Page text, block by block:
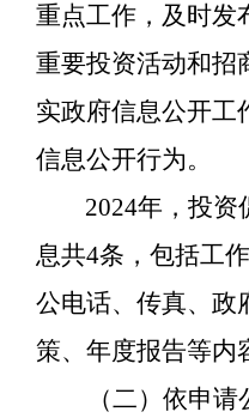
重点工作，及时发
重要投资活动和招
实政府信息公开工
信息公开行为。
2024年，投资
息共4条 ，包括工作
公电话、传真、政
策、年度报告等内
（二） 依申请